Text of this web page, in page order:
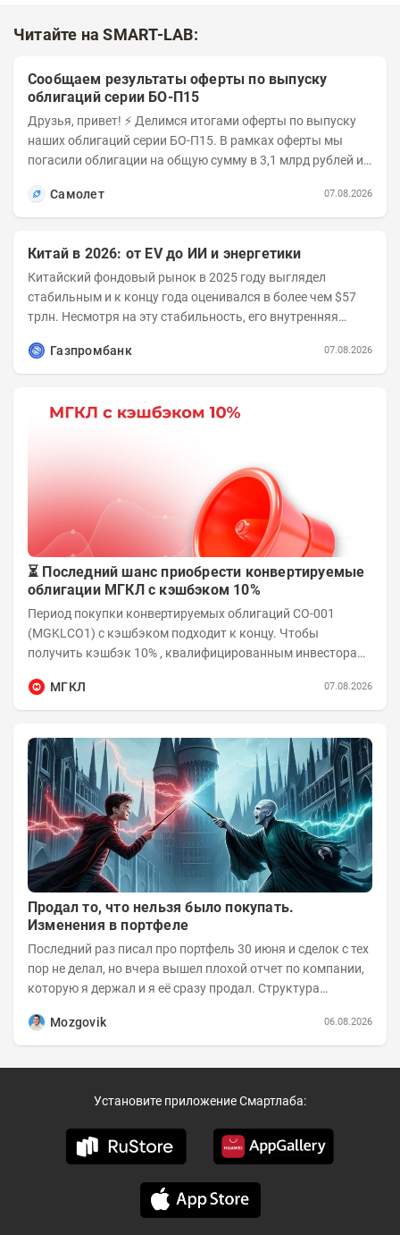
Читайте на SMART-LAB:
Сообщаем результаты оферты по выпуску
облигаций серии БО-П15
Друзья, привет! ⚡️ Делимся итогами оферты по выпуску
наших облигаций серии БО-П15. В рамках оферты мы
погасили облигации на общую сумму в 3,1 млрд рублей из
Самолет
07.08.2026
Китай в 2026: от EV до ИИ и энергетики
Китайский фондовый рынок в 2025 году выглядел
стабильным и к концу года оценивался в более чем $57
трлн. Несмотря на эту стабильность, его внутренняя
Газпромбанк
07.08.2026
⏳ Последний шанс приобрести конвертируемые
облигации МГКЛ с кэшбэком 10%
Период покупки конвертируемых облигаций СО-001
(MGKLCO1) с кэшбэком подходит к концу. Чтобы
получить кэшбэк 10% , квалифицированным инвесторам
МГКЛ
07.08.2026
Продал то, что нельзя было покупать.
Изменения в портфеле
Последний раз писал про портфель 30 июня и сделок с тех
пор не делал, но вчера вышел плохой отчет по компании,
которую я держал и я её сразу продал. Структура
Mozgovik
06.08.2026
Установите приложение Смартлаба: